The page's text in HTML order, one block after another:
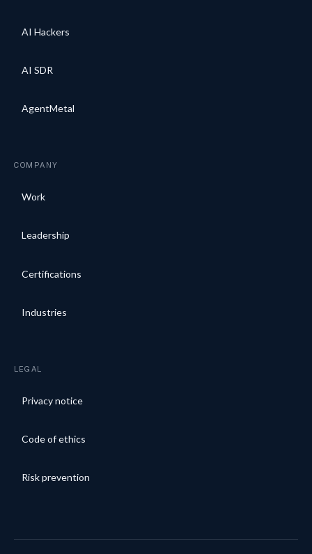
AI Hackers
AI SDR
AgentMetal
COMPANY
Work
Leadership
Certifications
Industries
LEGAL
Privacy notice
Code of ethics
Risk prevention